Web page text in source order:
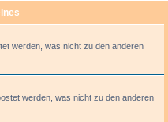
werden, was nicht zu den anderen
werden, was nicht zu den anderen